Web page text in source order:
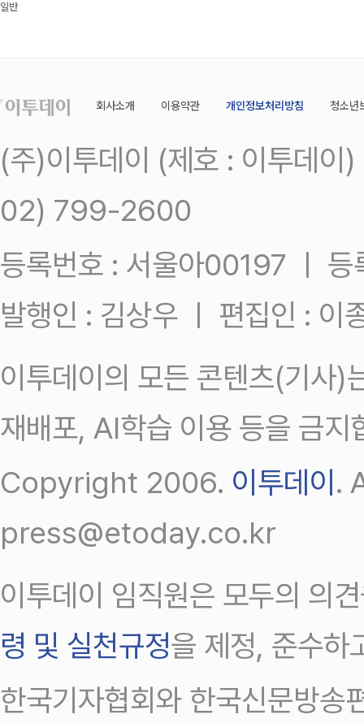
일반
회사소개 이용약관 개인정보처리방침 청소년
(주)이투데이 (제호 : 이투데
02) 799-2600
등록번호 : 서울아00197 ㅣ
발행인 : 김상우 ㅣ 편집인 : 이
이투데이의 모든 콘텐츠(기사)
재배포, AI학습 이용 등을 금지
Copyright 2006. 이투데이 .
press@etoday.co.kr
이투데이 임직원은 모두의 의
령 및 실천규정을 제정, 준수하
한국기자협회와 한국신문방송